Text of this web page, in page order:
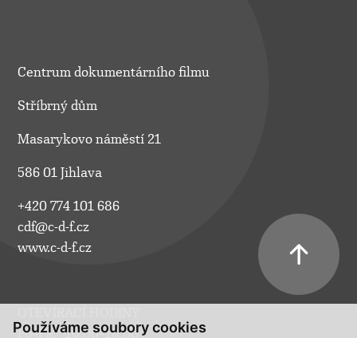
Používáme soubory cookies
Centrum dokumentárního filmu
Stříbrný dům
Masarykovo náměstí 21
586 01 Jihlava
+420 774 101 686
cdf@c-d-f.cz
www.c-d-f.cz
Po–Pá:
10.00–18.00